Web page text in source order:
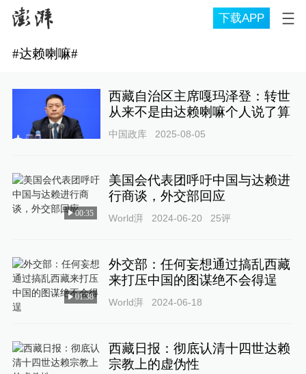
下载APP
#达赖喇嘛#
西藏自治区主席嘎玛泽登：转世
从来不是由达赖喇嘛个人说了算
中国政库 2025-08-05
00:35
美国会代表团呼吁中国与达赖进
行商谈，外交部回应
World湃 2024-06-20 25评
01:38
外交部：任何妄想通过搞乱西藏
来打压中国的图谋绝不会得逞
World湃 2024-06-18
西藏日报：彻底认清十四世达赖
宗教上的虚伪性